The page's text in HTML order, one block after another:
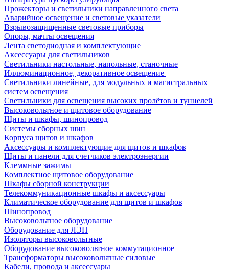
Прожекторы и светильники направленного света
Аварийное освещение и световые указатели
Взрывозащищенные световые приборы
Опоры, мачты освещения
Лента светодиодная и комплектующие
Аксессуары для светильников
Светильники настольные, напольные, станочные
Иллюминационное, декоративное освещение
Светильники линейные, для модульных и магистральных
систем освещения
Светильники для освещения высоких пролётов и туннелей
Высоковольтное и щитовое оборудование
Щиты и шкафы, шинопровод
Системы сборных шин
Корпуса щитов и шкафов
Аксессуары и комплектующие для щитов и шкафов
Щиты и панели для счетчиков электроэнергии
Клеммные зажимы
Комплектное щитовое оборудование
Шкафы сборной конструкции
Телекоммуникационные шкафы и аксессуары
Климатическое оборудование для щитов и шкафов
Шинопровод
Высоковольтное оборудование
Оборудование для ЛЭП
Изоляторы высоковольтные
Оборудование высоковольтное коммутационное
Трансформаторы высоковольтные силовые
Кабели, провода и аксессуары